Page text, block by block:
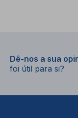
Dê-nos a sua
foi útil para si?